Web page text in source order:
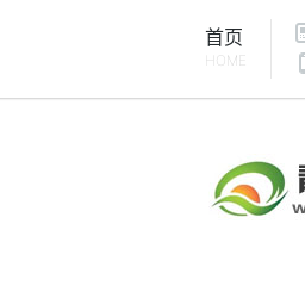
首页
HOME